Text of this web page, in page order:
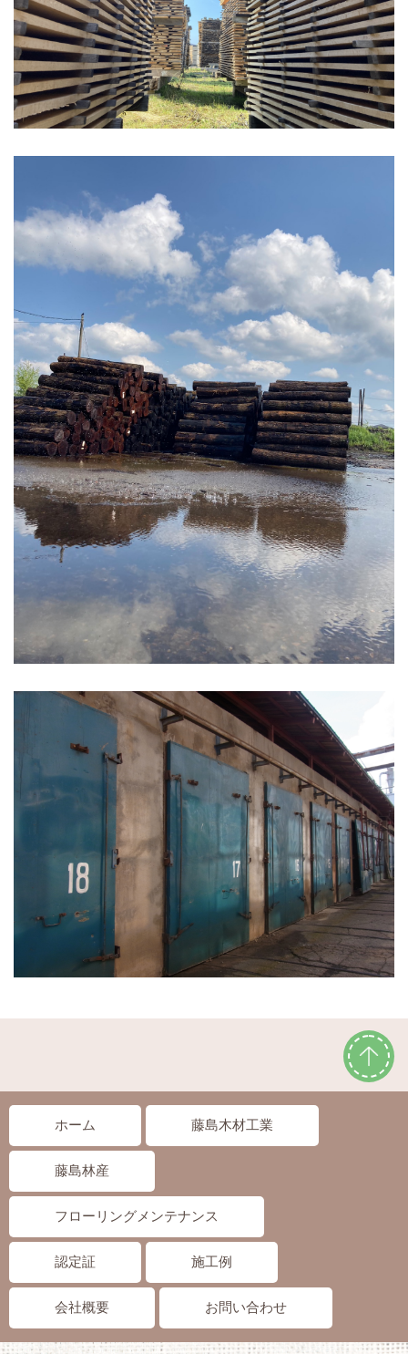
ホーム 藤島木材工業
藤島林産
フローリングメンテナンス
認定証 施工例
会社概要 お問い合わせ